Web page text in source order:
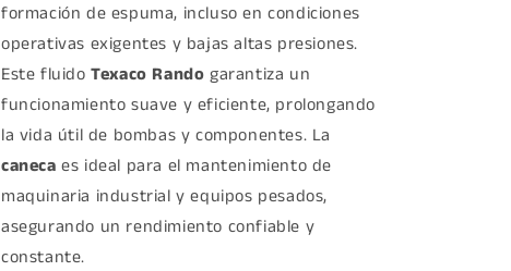
formación de espuma, incluso en condiciones
operativas exigentes y bajas altas presiones.
Este fluidoTexaco Rando garantiza un
funcionamiento suave y eficiente, prolongando
la vida útil de bombas y componentes. La
caneca es ideal para el mantenimiento de
maquinaria industrial y equipos pesados,
asegurando un rendimiento confiable y
constante.